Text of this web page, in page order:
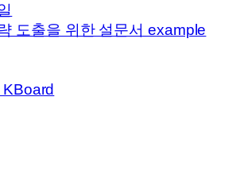
도출을 위한 설문서 example